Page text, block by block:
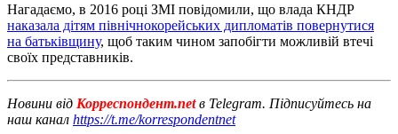
Нагадаємо, в 2016 році ЗМІ повідомили, що влада КНДР
наказала дітям північнокорейських дипломатів повернутися
на батьківщину, щоб таким чином запобігти можливій втечі
своїх представників.
Новини від Корреспондент.netв Telegram. Підписуйтесь на
наш канал https://t.me/korrespondentnet